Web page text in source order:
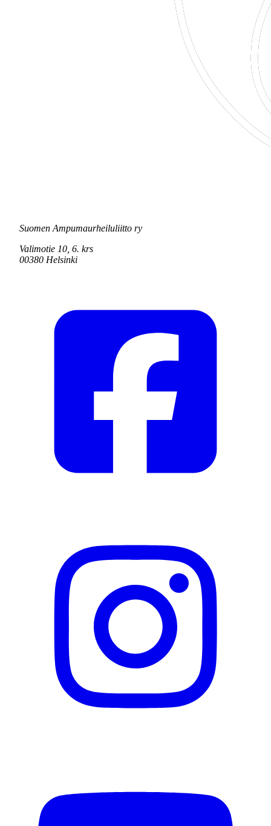
Suomen Ampumaurheiluliitto ry
Valimotie 10, 6. krs
00380 Helsinki